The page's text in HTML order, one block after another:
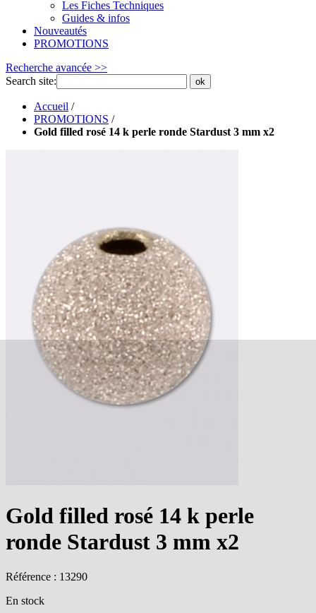
Les Fiches Techniques
Guides & infos
Nouveautés
PROMOTIONS
Recherche avancée >>
Search site:
ok
Accueil /
PROMOTIONS /
Gold filled rosé 14 k perle ronde Stardust 3 mm x2
Gold filled rosé 14 k perle
ronde Stardust 3 mm x2
Référence : 13290
En stock